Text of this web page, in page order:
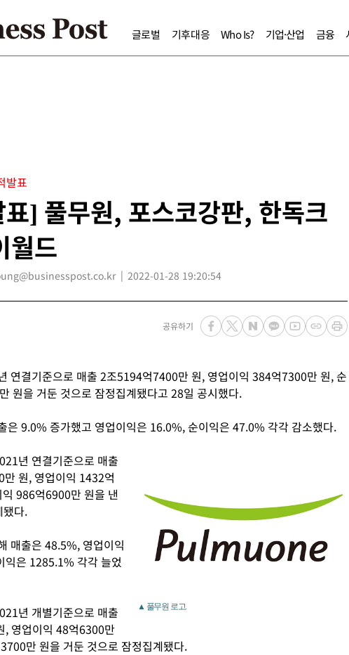
글로벌 기후대응 Who Is? 기업·산업 금융
발표
] 풀무원, 포스코강판, 한독크
월드
2022-01-28 19:20:54
공유하기
연결기준으로 매출 2조5194억7400만 원, 영업이익 384억7300만 원, 순
원을 거둔 것으로 잠정집계됐다고 28일 공시했다.
은 9.0% 증가했고 영업이익은 16.0%, 순이익은 47.0% 각각 감소했다.
▲ 풀무원 로고.
년 연결기준으로 매출
원, 영업이익 1432억
986억6900만 원을 낸
됐다.
매출은 48.5%, 영업이익
익은 1285.1% 각각 늘었
년 개별기준으로 매출
, 영업이익 48억6300만
만 원을 거둔 것으로 잠정집계됐다.